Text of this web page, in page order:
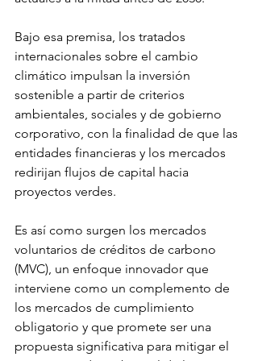
Bajo esa premisa, los tratados
internacionales sobre el cambio
climático impulsan la inversión
sostenible a partir de criterios
ambientales, sociales y de gobierno
corporativo, con la finalidad de que las
entidades financieras y los mercados
redirijan flujos de capital hacia
proyectos verdes.
Es así como surgen los mercados
voluntarios de créditos de carbono
(MVC), un enfoque innovador que
interviene como un complemento de
los mercados de cumplimiento
obligatorio y que promete ser una
propuesta significativa para mitigar el